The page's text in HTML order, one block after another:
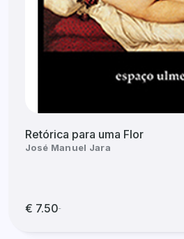
Retórica para uma Flor
José Manuel Jara
€ 7.50